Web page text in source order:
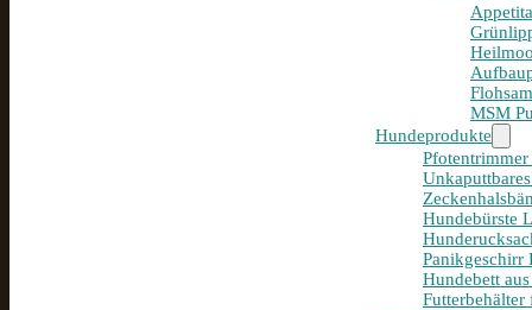
MSM
Hundeprodukte
Hundebürste
Panikgeschirr
Hundebett